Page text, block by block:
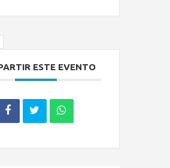
ESTE EVENTO